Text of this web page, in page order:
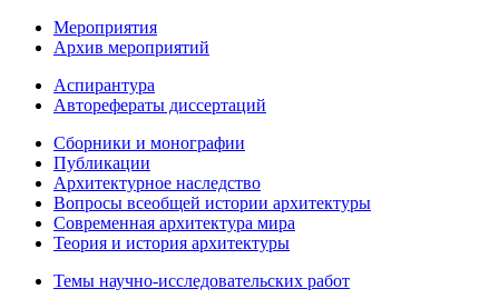
Мероприятия
Архив мероприятий
Аспирантура
Авторефераты диссертаций
Сборники и монографии
Публикации
Архитектурное наследство
Вопросы всеобщей истории архитектуры
Современная архитектура мира
Теория и история архитектуры
Темы научно-исследовательских работ